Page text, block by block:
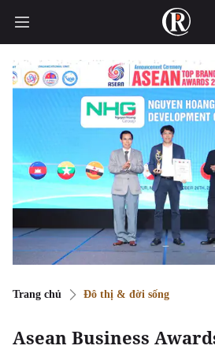
Trang chủ Đô thị & đời sống
Asean Business